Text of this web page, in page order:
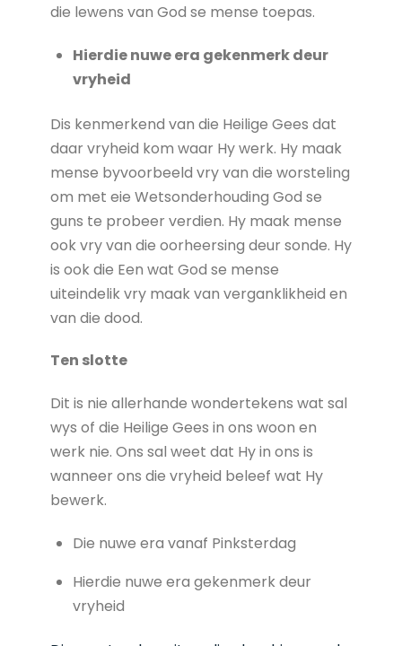
die lewens van God se mense toepas.
Hierdie nuwe era gekenmerk deur
vryheid
Dis kenmerkend van die Heilige Gees dat
daar vryheid kom waar Hy werk. Hy maak
mense byvoorbeeld vry van die worsteling
om met eie Wetsonderhouding God se
guns te probeer verdien. Hy maak mense
ook vry van die oorheersing deur sonde. Hy
is ook die Een wat God se mense
uiteindelik vry maak van verganklikheid en
van die dood.
Ten slotte
Dit is nie allerhande wondertekens wat sal
wys of die Heilige Gees in ons woon en
werk nie. Ons sal weet dat Hy in ons is
wanneer ons die vryheid beleef wat Hy
bewerk.
Die nuwe era vanaf Pinksterdag
Hierdie nuwe era gekenmerk deur
vryheid